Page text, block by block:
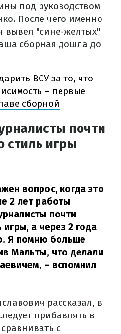
под руководством
После чего именно
вывел "сине-желтых"
сборная дошла до
ВСУ за то, что
– первые
сборной
почти
стиль игры
вопрос, когда это
2 лет работы
почти
игры, а через 2 года
Я помню больше
Мальты, что делали
– вспомнил
рассказал, в
прибавлять в
с